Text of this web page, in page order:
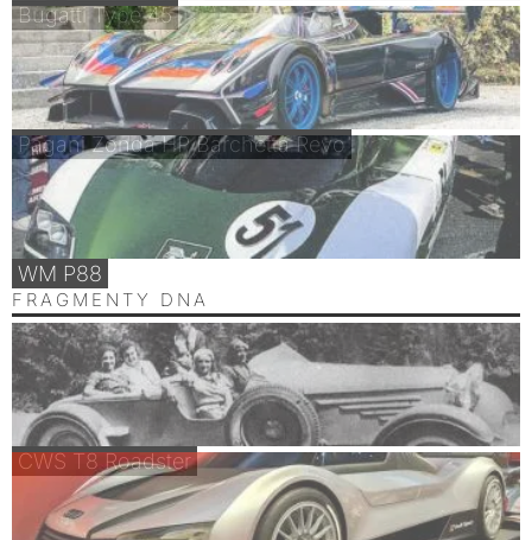
Bugatti Type 45
Pagani Zonda HP Barchetta Revo
WM P88
FRAGMENTY DNA
CWS T8 Roadster